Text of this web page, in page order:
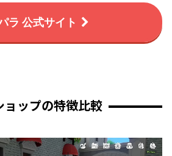
ラ 公式サイト
ョップの特徴比較